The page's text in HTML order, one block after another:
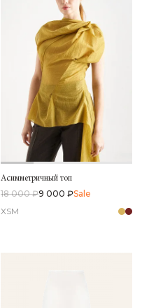
Асимметричный топ
18 000 ₽9 000 ₽Sale
XSM